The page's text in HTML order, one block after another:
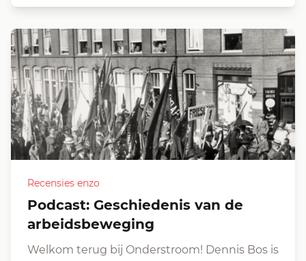
Recensies enzo
Podcast: Geschiedenis van de
arbeidsbeweging
Welkom terug bij Onderstroom! Dennis Bos is